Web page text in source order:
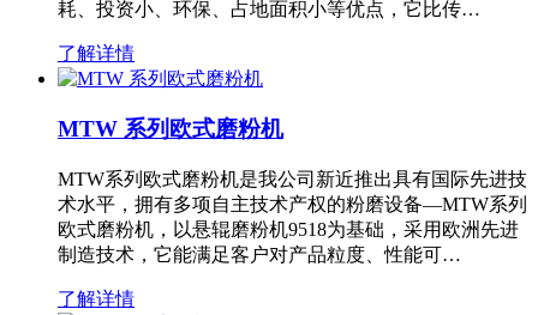
耗、投资小、环保、占地面积小等优点，它比传…
了解详情
MTW 系列欧式磨粉机
MTW系列欧式磨粉机是我公司新近推出具有国际先进技
术水平，拥有多项自主技术产权的粉磨设备—MTW系列
欧式磨粉机，以悬辊磨粉机9518为基础，采用欧洲先进
制造技术，它能满足客户对产品粒度、性能可…
了解详情